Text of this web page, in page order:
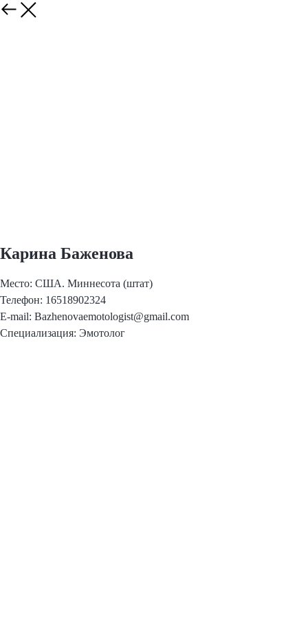
Карина Баженова
Место: США. Миннесота (штат)
Телефон: 16518902324
E-mail: Bazhenovaemotologist@gmail.com
Специализация: Эмотолог